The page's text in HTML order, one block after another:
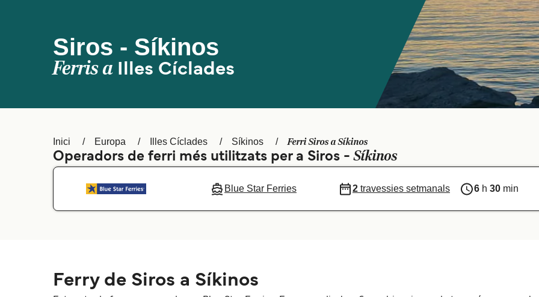
Siros - Síkinos
Ferris a Illes Cíclades
Inici Europa Illes Cíclades Síkinos Ferri Siros a Síkinos
Operadors de ferri més utilitzats per a Siros -Síkinos
Blue Star Ferries 2 travessies setmanals 6 h 30 min
Ferry de Siros a Síkinos